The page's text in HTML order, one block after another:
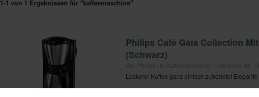
1-1 von 1 Ergebnissen für "kaffeemaschine"
Philips Café Gaia Collection
(Schwarz)
von Philips / in Kaffeemaschinen / Hersteller-Nr.:
Leckerer Kaffee ganz einfach zubereitet
ab 62,99 €